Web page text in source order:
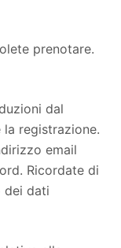
prenotare.
dal
registrazione.
email
Ricordate di
dei dati